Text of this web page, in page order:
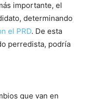
importante, el
determinando
el PRD. De esta
perredista, podría
que van en